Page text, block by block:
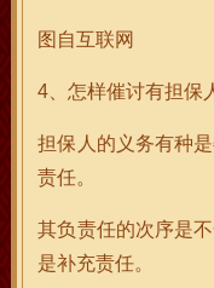
图自互联网
4、怎样催讨有担保
担保人的义务有种
责任。
其负责任的次序是
是补充责任。